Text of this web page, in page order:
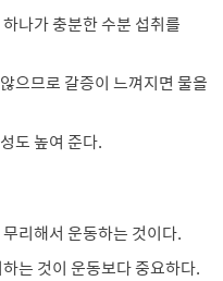
나가 충분한 수분 섭취를
으므로 갈증이 느껴지면 물을
도 높여 준다.
리해서 운동하는 것이다.
는 것이 운동보다 중요하다.